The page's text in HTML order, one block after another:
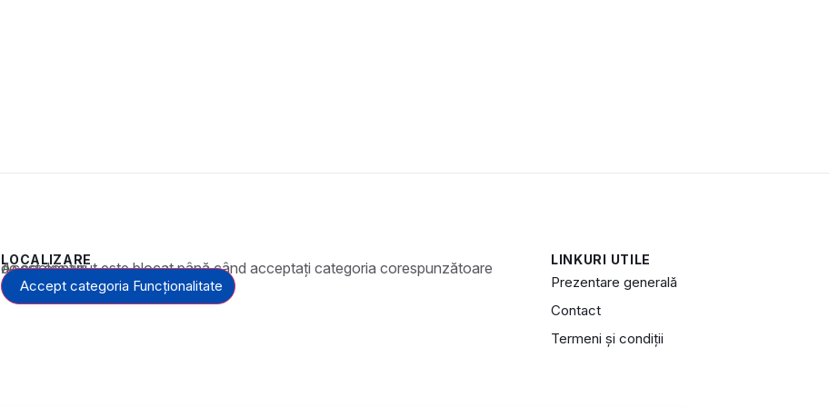
LOCALIZARE
Acest conținut este blocat până când acceptați categoria corespunzătoare de cookie-uri.
Accept categoria Funcționalitate
LINKURI UTILE
Prezentare generală
Contact
Termeni și condiții